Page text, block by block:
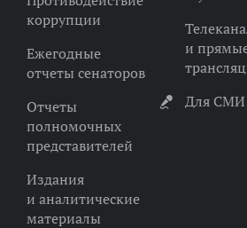
коррупции
Ежегодные
отчеты сенаторов
Отчеты
полномочных
представителей
Издания
и аналитические
материалы
и
Для СМИ